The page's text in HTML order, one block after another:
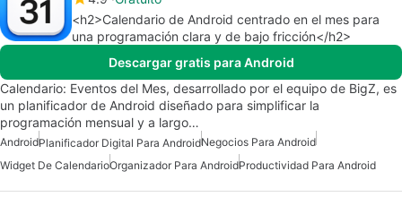
<h2>Calendario de Android centrado en el mes para
una programación clara y de bajo fricción</h2>
Descargar gratis para Android
Calendario: Eventos del Mes, desarrollado por el equipo de BigZ, es
un planificador de Android diseñado para simplificar la
programación mensual y a largo…
AndroidPlanificador Digital Para AndroidNegocios Para Android
Widget De CalendarioOrganizador Para AndroidProductividad Para Android